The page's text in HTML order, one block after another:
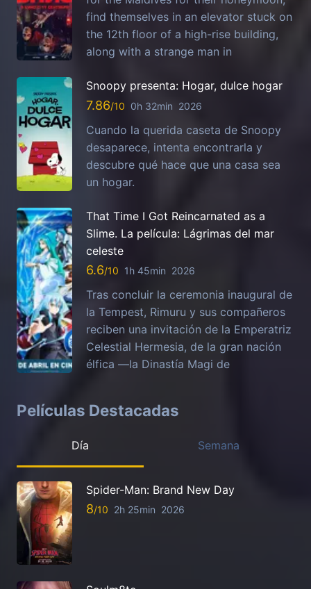
find themselves in an elevator stuck on
the 12th floor of a high-rise building,
along with a strange man in
Snoopy presenta: Hogar, dulce hogar
7.86 0h 32min 2026
Cuando la querida caseta de Snoopy
desaparece, intenta encontrarla y
descubre qué hace que una casa sea
un hogar.
That Time I Got Reincarnated as a
Slime. La película: Lágrimas del mar
celeste
6.6 1h 45min 2026
Tras concluir la ceremonia inaugural de
la Tempest, Rimuru y sus compañeros
reciben una invitación de la Emperatriz
Celestial Hermesia, de la gran nación
élfica —la Dinastía Magi de
Películas Destacadas
Día Semana
Spider-Man: Brand New Day
8 2h 25min 2026